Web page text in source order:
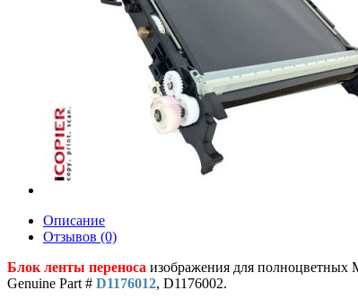
Описание
Отзывов (0)
Блок ленты переноса изображения для
Genuine Part # D1176012, D1176002.